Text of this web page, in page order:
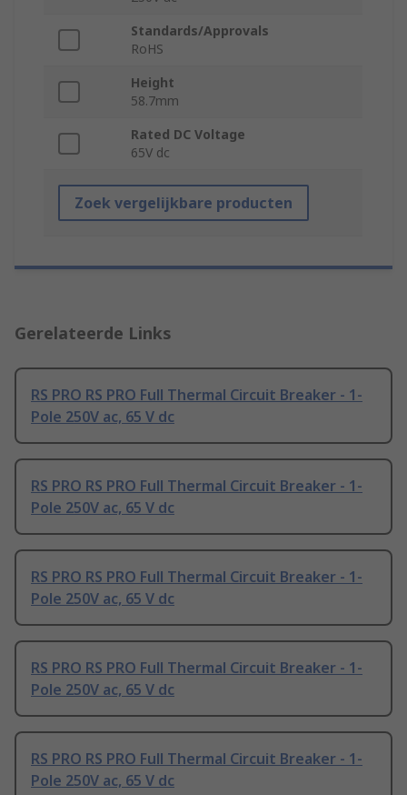
Standards/Approvals
RoHS
Height
58.7mm
Rated DC Voltage
65V dc
Zoek vergelijkbare producten
Gerelateerde Links
RS PRO RS PRO Full Thermal Circuit Breaker - 1-
Pole 250V ac, 65 V dc
RS PRO RS PRO Full Thermal Circuit Breaker - 1-
Pole 250V ac, 65 V dc
RS PRO RS PRO Full Thermal Circuit Breaker - 1-
Pole 250V ac, 65 V dc
RS PRO RS PRO Full Thermal Circuit Breaker - 1-
Pole 250V ac, 65 V dc
RS PRO RS PRO Full Thermal Circuit Breaker - 1-
Pole 250V ac, 65 V dc